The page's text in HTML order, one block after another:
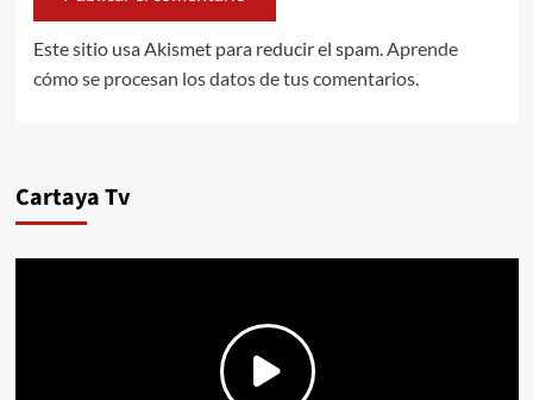
Este sitio usa Akismet para reducir el spam. Aprende
cómo se procesan los datos de tus comentarios.
Cartaya Tv